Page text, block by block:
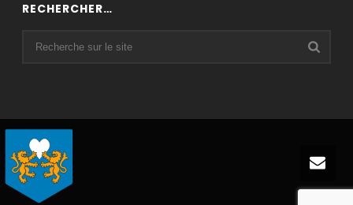
RECHERCHER…